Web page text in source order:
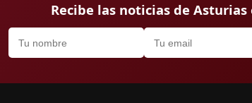
Recibe las noticias de